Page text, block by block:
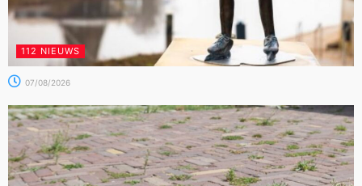
112 NIEUWS
07/08/2026